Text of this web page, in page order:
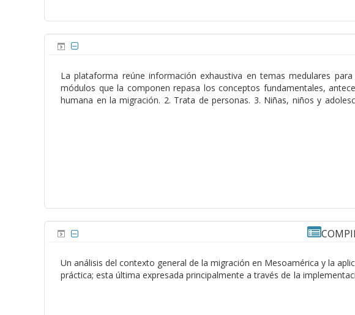
La plataforma reúne información exhaustiva en temas medulares
módulos que la componen repasa los conceptos fundamentales,
humana en la migración. 2. Trata de personas. 3. Niñas, niños y
Un análisis del contexto general de la migración en Mesoamérica y la
práctica; esta última expresada principalmente a través de la